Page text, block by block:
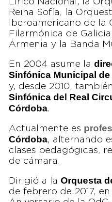
Reina Sofía, la
Iberoamericano de la
Filarmónica de
Armenia y la Banda
En 2004 asume la
Sinfónica Municipal de
y, desde 2010,
Sinfónica del Real
Córdoba.
Actualmente es
Córdoba, alternando
clases pedagógicas,
de cámara.
Dirigió a la Orquesta
de febrero de 2017,